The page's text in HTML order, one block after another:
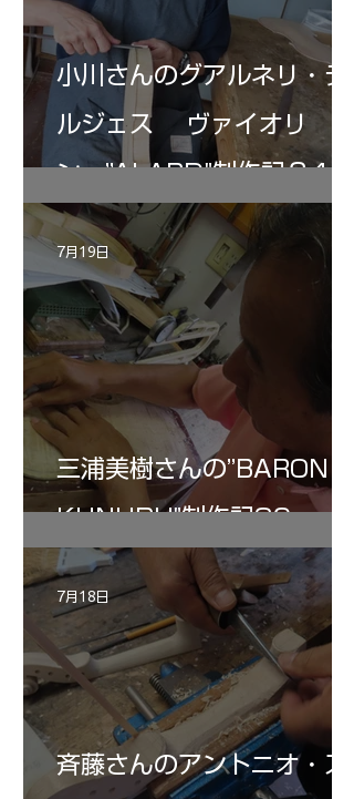
小川さんのグアルネリ・デ
ルジェス ヴァイオリ
ン ”ALARD"制作記３4
三浦美樹さんの”BARON・
KUNUPU"制作記30
7月19日
斉藤さんのアントニオ・ス
7月18日